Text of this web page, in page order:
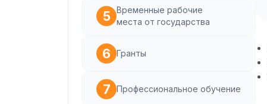
Временные рабочие
места от государства
Гранты
Профессиональное обучение